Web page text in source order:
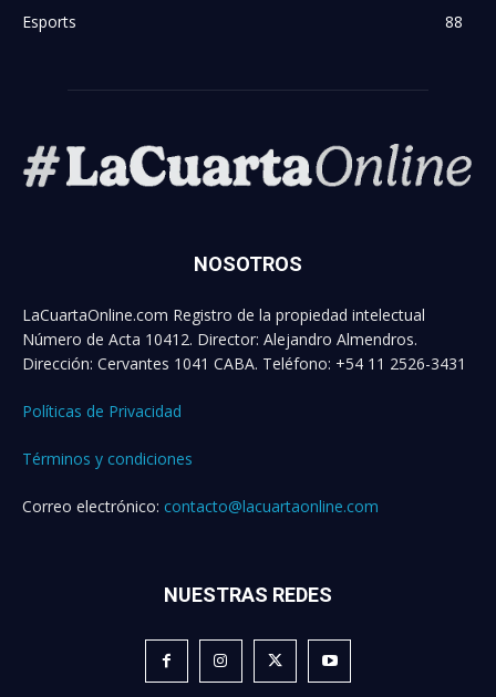
Esports
88
NOSOTROS
LaCuartaOnline.com Registro de la propiedad intelectual
Número de Acta 10412. Director: Alejandro Almendros.
Dirección: Cervantes 1041 CABA. Teléfono: +54 11 2526-3431
Políticas de Privacidad
Términos y condiciones
Correo electrónico: contacto@lacuartaonline.com
NUESTRAS REDES